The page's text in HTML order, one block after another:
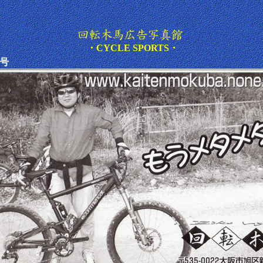
・CYCLE SPORTS・